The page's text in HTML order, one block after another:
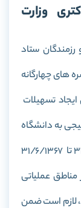
وزارت
ستاد
براساس ماده ی 1 و تبصره های چهارگانه
تسهیلات
به دانشگاه
ها و مؤسسات آموزش عالی از تاریخ 31/6/1359 تا 31/6/1367
در مناطق عملیاتی
لازم است ضمن